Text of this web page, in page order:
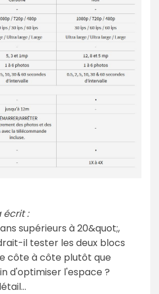
écrit :
supérieurs à 20&quot;,
il tester les deux blocs
côte à côte plutôt que
d'optimiser l'espace ?